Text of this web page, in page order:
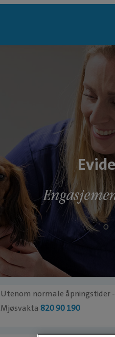
Utenom normale åpningstider
Mjøsvakta 820 90 190